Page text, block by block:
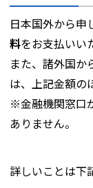
日本国外から申
料をお支払いい
また、諸外国か
は、上記金額の
※金融機関窓口
ありません。
詳しいことは下